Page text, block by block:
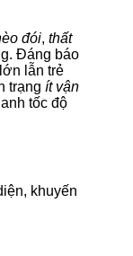
đói,thất
Đáng báo
lẫn trẻ
trạng ít vận
tốc độ
khuyến